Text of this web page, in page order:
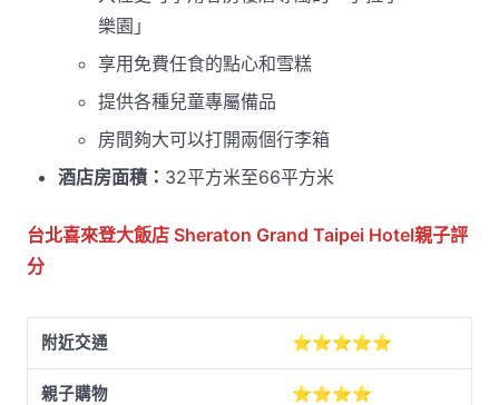
樂園」
享用免費任食的點心和雪糕
提供各種兒童專屬備品
房間夠大可以打開兩個行李箱
酒店房面積： 32平方米至66平方米
台北喜來登大飯店 Sheraton Grand Taipei Hotel親子評
分
附近交通 ⭐⭐⭐⭐⭐
親子購物 ⭐⭐⭐⭐